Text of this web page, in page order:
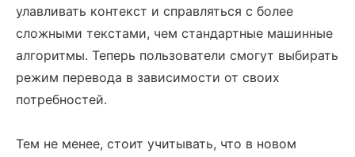
улавливать контекст и справляться с более
сложными текстами, чем стандартные машинные
алгоритмы. Теперь пользователи смогут выбирать
режим перевода в зависимости от своих
потребностей.
Тем не менее, стоит учитывать, что в новом